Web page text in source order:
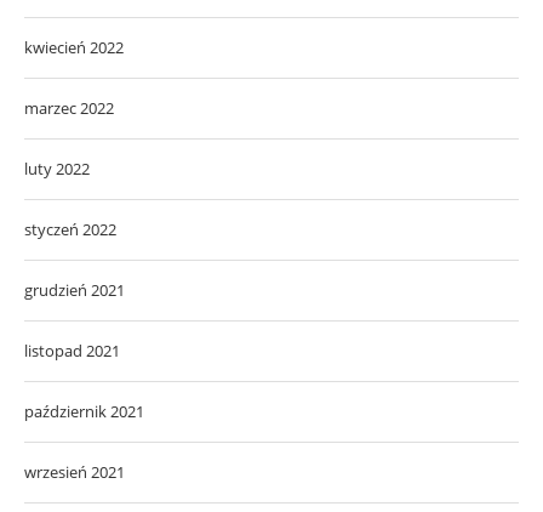
kwiecień 2022
marzec 2022
luty 2022
styczeń 2022
grudzień 2021
listopad 2021
październik 2021
wrzesień 2021